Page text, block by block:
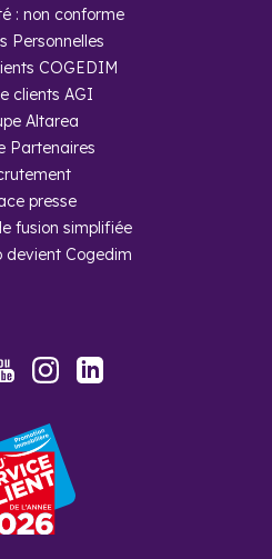
: non conforme
Personnelles
COGEDIM
clients AGI
Altarea
Partenaires
presse
fusion simplifiée
devient Cogedim
YoutubeInstagram